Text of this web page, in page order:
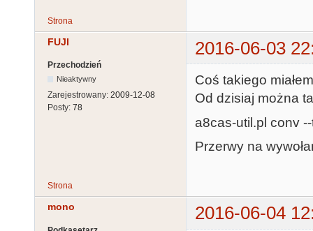
Strona
FUJI 2016-06-03
Przechodzień
Nieaktywny
Zarejestrowany: 2009-12-08
Posty: 78
Coś takiego
Od dzisiaj można
a8cas-util.pl conv
Przerwy na
Strona
mono 2016-06-04